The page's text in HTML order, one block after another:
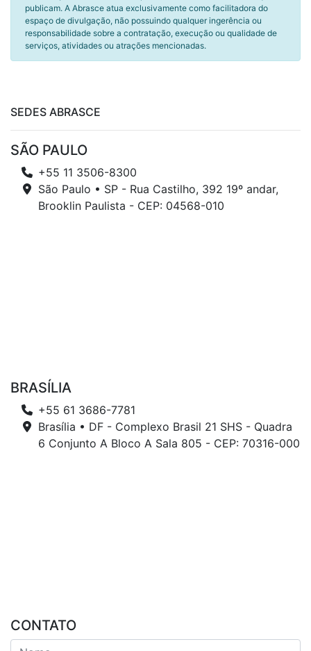
publicam. A Abrasce atua exclusivamente como facilitadora do
espaço de divulgação, não possuindo qualquer ingerência ou
responsabilidade sobre a contratação, execução ou qualidade de
serviços, atividades ou atrações mencionadas.
SEDES ABRASCE
SÃO PAULO
+55 11 3506-8300
São Paulo • SP - Rua Castilho, 392 19º andar,
Brooklin Paulista - CEP: 04568-010
BRASÍLIA
+55 61 3686-7781
Brasília • DF - Complexo Brasil 21 SHS - Quadra
6 Conjunto A Bloco A Sala 805 - CEP: 70316-000
CONTATO